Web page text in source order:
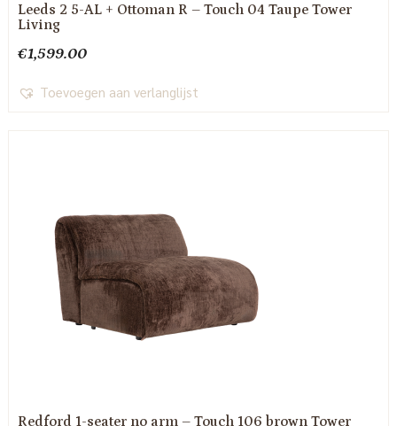
Leeds 2 5-AL + Ottoman R – Touch 04 Taupe Tower
Living
€1,599.00
Toevoegen aan verlanglijst
Redford 1-seater no arm – Touch 106 brown Tower